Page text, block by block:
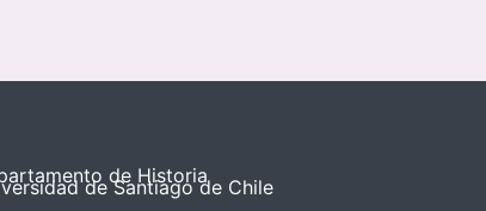
de Historia
de Santiago de Chile